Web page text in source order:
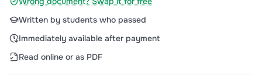
Written by students who passed
Immediately available after payment
Read online or as PDF